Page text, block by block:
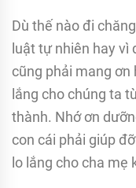
Dù thế nào đi
luật tự nhiên hay vì
cũng phải mang ơn
lắng cho chúng ta
thành. Nhớ ơn
con cái phải giúp
lo lắng cho cha mẹ